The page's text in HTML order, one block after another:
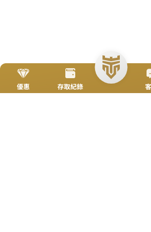
加入Line好友